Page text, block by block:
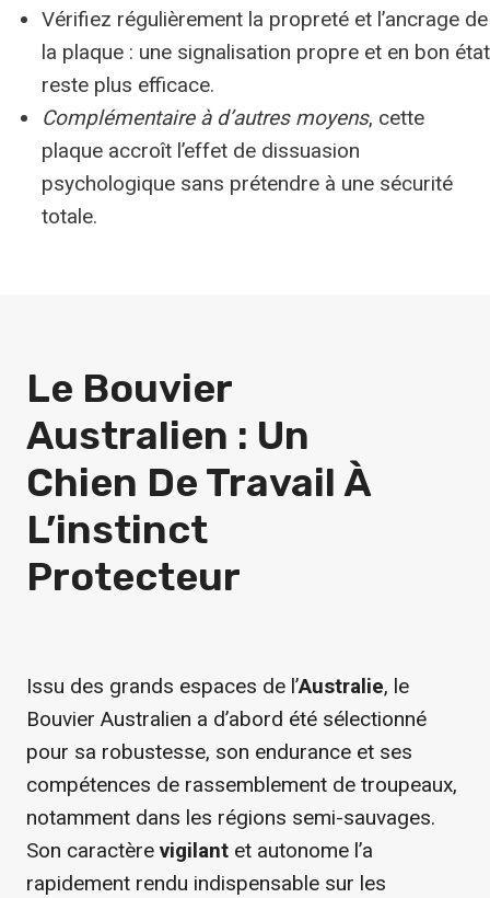
Vérifiez régulièrement la propreté et l’ancrage de
la plaque : une signalisation propre et en bon état
reste plus efficace.
Complémentaire à d’autres moyens, cette
plaque accroît l’effet de dissuasion
psychologique sans prétendre à une sécurité
totale.
Le Bouvier
Australien : Un
Chien De Travail À
L’instinct
Protecteur
Issu des grands espaces de l’Australie, le
Bouvier Australien a d’abord été sélectionné
pour sa robustesse, son endurance et ses
compétences de rassemblement de troupeaux,
notamment dans les régions semi-sauvages.
Son caractère vigilant et autonome l’a
rapidement rendu indispensable sur les